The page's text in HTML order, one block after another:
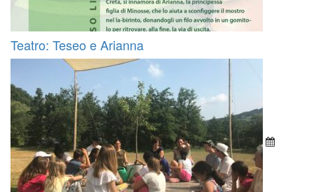
Teatro: Teseo e Arianna